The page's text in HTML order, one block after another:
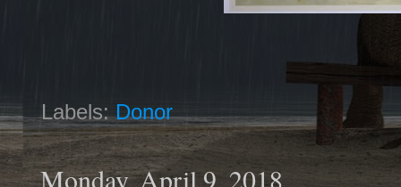
Labels:Donor
Monday, April 9, 2018